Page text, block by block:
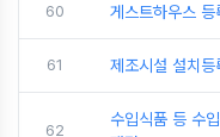
60 게스트하우스
61 제조시설 설치
62
수입식품 등 수